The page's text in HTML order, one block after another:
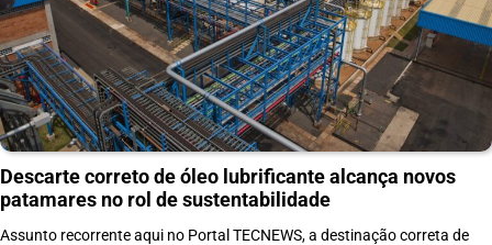
Descarte correto de óleo lubrificante alcança novos
patamares no rol de sustentabilidade
Assunto recorrente aqui no Portal TECNEWS, a destinação correta de